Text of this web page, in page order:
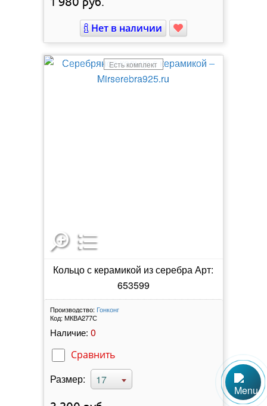
Нет в наличии
Есть комплект
Кольцо с керамикой из серебра Арт:
653599
Производство: Гонконг
Код: МКВА277С
Наличие: 0
Сравнить
Размер: 17